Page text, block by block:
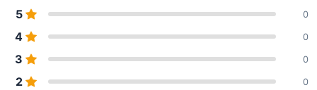
5 0
4 0
3 0
2 0